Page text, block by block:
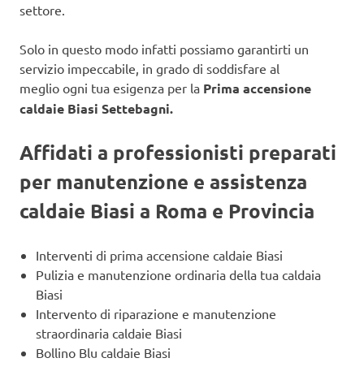
settore.
Solo in questo modo infatti possiamo garantirti un
servizio impeccabile, in grado di soddisfare al
meglio ogni tua esigenza per la Prima accensione
caldaie Biasi Settebagni.
Affidati a professionisti preparati
per manutenzione e assistenza
caldaie Biasi a Roma e Provincia
Interventi di prima accensione caldaie Biasi
Pulizia e manutenzione ordinaria della tua caldaia
Biasi
Intervento di riparazione e manutenzione
straordinaria caldaie Biasi
Bollino Blu caldaie Biasi